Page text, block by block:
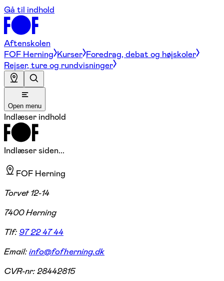
Gå til indhold
Aftenskolen
FOF Herning Kurser Foredrag, debat og højskoler
Rejser, ture og rundvisninger
Open menu
Indlæser indhold
Indlæser siden...
FOF Herning
Torvet 12-14
7400 Herning
Tlf:97 22 47 44
Email:info@fofherning.dk
CVR-nr:28442815